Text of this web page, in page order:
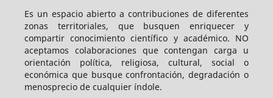
Es un espacio abierto a contribuciones de diferentes
zonas territoriales, que busquen enriquecer y
compartir conocimiento científico y académico. NO
aceptamos colaboraciones que contengan carga u
orientación política, religiosa, cultural, social o
económica que busque confrontación, degradación o
menosprecio de cualquier índole.